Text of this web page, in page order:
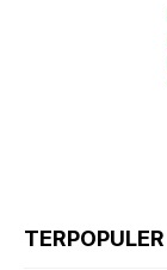
TERPOPULER